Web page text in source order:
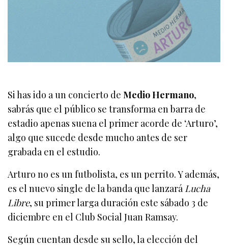
Si has ido a un concierto deMedio Hermano,
sabrás que el público se transforma en barra de
estadio apenas suena el primer acorde de ‘Arturo’,
algo que sucede desde mucho antes de ser
grabada en el estudio.
Arturo no es un futbolista, es un perrito. Y además,
es el nuevo single de la banda que lanzaráLucha
Libre, su primer larga duración este sábado 3 de
diciembre en el Club Social Juan Ramsay.
Según cuentan desde su sello, la elección del